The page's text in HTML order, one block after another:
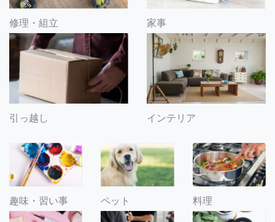
修理・組立 家事
引っ越し インテリア
趣味・習い事 ペット 料理